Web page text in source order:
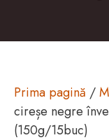
Prima pagină /
cireșe negre
(150g/15buc)